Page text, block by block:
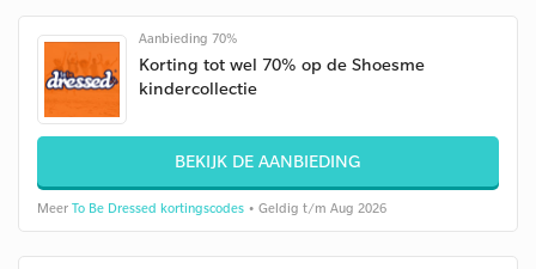
Aanbieding 70%
Korting tot wel 70% op de Shoesme
kindercollectie
BEKIJK DE AANBIEDING
Meer To Be Dressed kortingscodes • Geldig t/m Aug 2026